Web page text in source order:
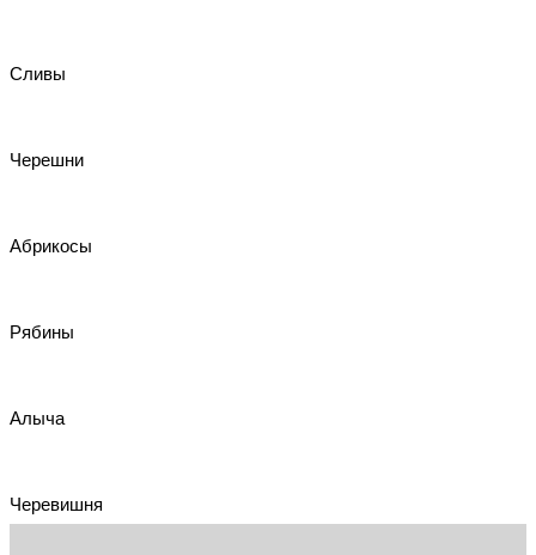
Сливы
Черешни
Абрикосы
Рябины
Алыча
Черевишня